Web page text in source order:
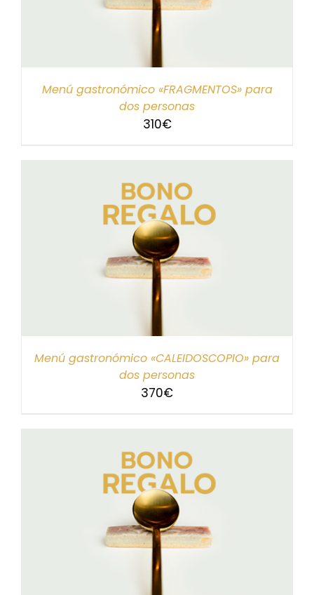
Menú gastronómico «FRAGMENTOS» para
dos personas
310€
Menú gastronómico «CALEIDOSCOPIO» para
dos personas
370€